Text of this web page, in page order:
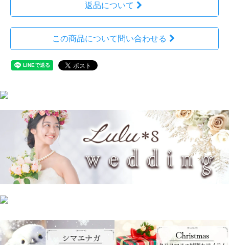
返品について
この商品について問い合わせる